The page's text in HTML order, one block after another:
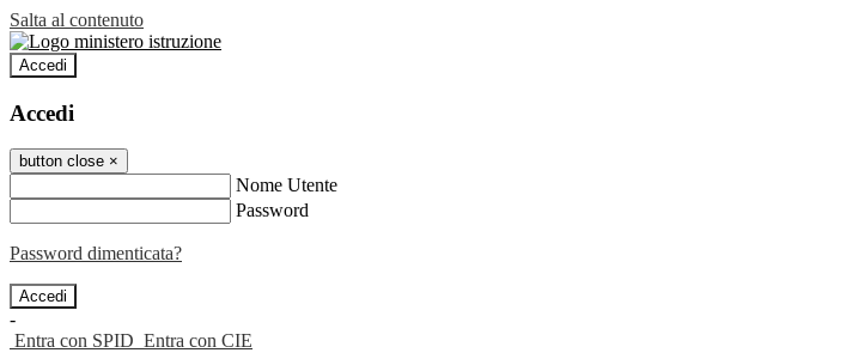
Salta al contenuto
Accedi
Accedi
button close ×
Nome Utente
Password
Password dimenticata?
-
Entra con SPID Entra con CIE